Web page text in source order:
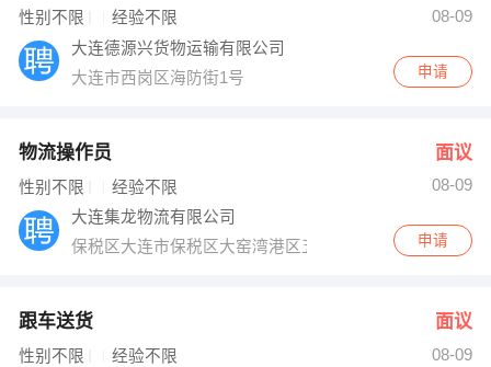
性别不限 经验不限
08-09
大连德源兴货物运输有限公司
大连市西岗区海防街1号
申请
物流操作员 面议
性别不限 经验不限
08-09
大连集龙物流有限公司
保税区大连市保税区大窑湾港区五洲路集龙办
申请
跟车送货 面议
性别不限 经验不限
08-09